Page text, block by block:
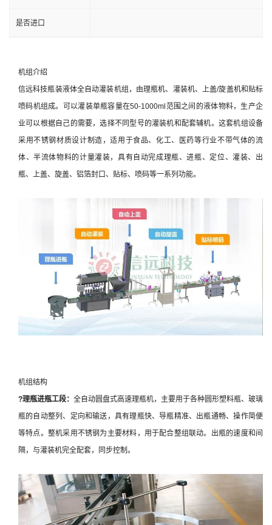
是否进口
机组介绍
信远科技瓶装液体全自动灌装机组，由理瓶机、灌装机、上盖/旋盖机和贴标
喷码机组成。可以灌装单瓶容量在50-1000ml范围之间的液体物料，生产企
业可以根据自己的需要，选择不同型号的灌装机和配套辅机。这套机组设备
采用不锈钢材质设计制造，适用于食品、化工、医药等行业不带气体的流
体、半流体物料的计量灌装，具有自动完成理瓶、进瓶、定位、灌装、出
瓶、上盖、旋盖、铝箔封口、贴标、喷码等一系列功能。
机组结构
?理瓶进瓶工段： 全自动圆盘式高速理瓶机，主要用于各种圆形塑料瓶、玻璃
瓶的自动整列、定向和输送，具有理瓶快、导瓶精准、出瓶通畅、操作简便
等特点。整机采用不锈钢为主要材料，用于配合整组联动。出瓶的速度和间
隔，与灌装机完全配套，同步控制。